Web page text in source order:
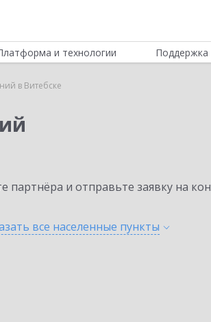
и технологии Поддержка
в Витебске
и отправьте заявку на
все населенные пункты